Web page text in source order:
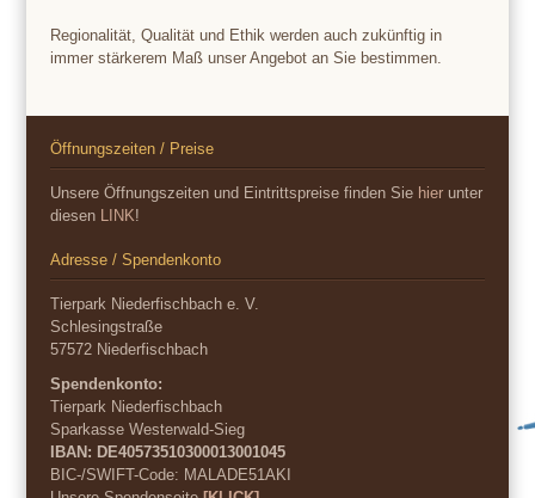
Regionalität, Qualität und Ethik werden auch zukünftig in
immer stärkerem Maß unser Angebot an Sie bestimmen.
Öffnungszeiten / Preise
Unsere Öffnungszeiten und Eintrittspreise finden Sie hier unter
diesen LINK!
Adresse / Spendenkonto
Tierpark Niederfischbach e. V.
Schlesingstraße
57572 Niederfischbach
Spendenkonto:
Tierpark Niederfischbach
Sparkasse Westerwald-Sieg
IBAN: DE40573510300013001045
BIC-/SWIFT-Code: MALADE51AKI